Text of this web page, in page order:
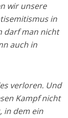
wir unsere
in
darf man nicht
auch in
verloren. Und
Kampf nicht
in dem ein